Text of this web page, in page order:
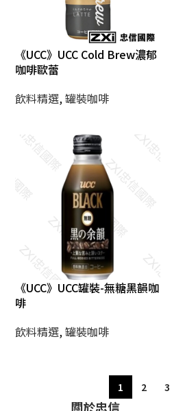
《UCC》UCC Cold Brew濃郁
咖啡歐蕾
飲料精選,罐裝咖啡
《UCC》UCC罐裝-無糖黑韻咖
啡
飲料精選,罐裝咖啡
1 2 3
關於忠信